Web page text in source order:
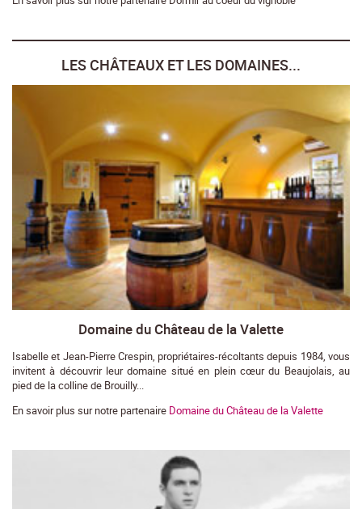
LES CHÂTEAUX ET LES DOMAINES...
Domaine du Château de la Valette
Isabelle et Jean-Pierre Crespin, propriétaires-récoltants depuis 1984, vous
invitent à découvrir leur domaine situé en plein cœur du Beaujolais, au
pied de la colline de Brouilly...
En savoir plus sur notre partenaire Domaine du Château de la Valette